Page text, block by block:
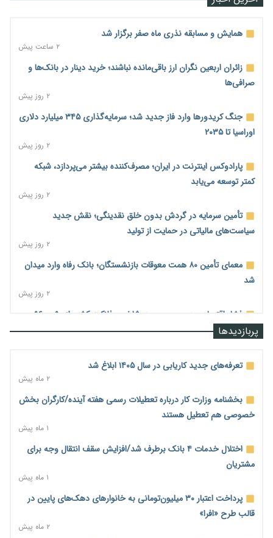
همایش و مسابقه نذری ماه صفر برگزار شد
۲ ساعت پیش
زائران اربعین نگران ارز باقی‌مانده نباشند؛ خرید دینار در بانک‌ها و
صرافی‌ها
۲ روز پیش
جنگ کریدورها وارد فاز جدید شد؛ سرمایه‌گذاری ۳۴۵ میلیارد دلاری
اوراسیا تا ۲۰۳۵
۲ روز پیش
پارادوکس اینترنت در ایران؛ مصرف‌کننده بیشتر می‌پردازد، شبکه
کمتر توسعه می‌یابد
۲ روز پیش
تأمین سرمایه در گردش بدون خلق نقدینگی؛ نقش جدید
سیاست‌های مالیاتی در حمایت از تولید
۲ روز پیش
معمای تأمین ۸۰ همت معوقات بازنشستگان؛ بانک رفاه وارد میدان
شد
۲ روز پیش
فشار اقتصادی در مسیر صعود؛ شاخص فلاکت کشور از ۹۰ به ۹۶
درصد رسید
رشد ۷۵ هزار میلیاردی بازار خرید اعتباری؛ فین‌تک‌ها وارد میدان
احتمال اختلال ۲۴ ساعته در سامانه‌های تأمین اجتماعی
۲ روز پیش
آغاز اجرای پایلوت «ردا کارت» برای دانشجویان تحصیلات تکمیلی
محدودیت تازه برای شبکه بانکی؛ افزایش سپرده قانونی با هدف
کنترل تورم
ترمز تولید خودرو کشیده شد؛ افت ۲۵ درصدی تیراژ ایران‌خودرو،
پربازدیدها
تعرفه‌های جدید کاریابی در سال ۱۴۰۵ ابلاغ شد
۲ ماه پیش
بخشنامه وزارت کار درباره تعطیلات رسمی هفته آینده/کارگران بخش
خصوصی هم تعطیل هستند
۱ ماه پیش
اختلال خدمات ۴ بانک برطرف شد/افزایش سقف انتقال وجه برای
مشتریان
۱ ماه پیش
پرداخت اعتبار ۳۰ میلیون‌تومانی به خانوارهای دهک‌های پایین در
قالب طرح «افرا»
۲ ماه پیش